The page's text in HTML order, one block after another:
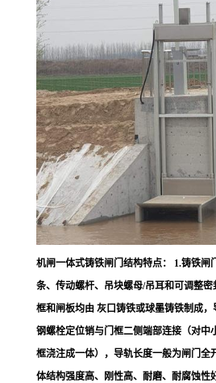
机闸一体式铸铁闸门结构特点： 1.铸铁闸
条、传动螺杆、吊块螺母/吊耳和可调整
框和闸板均由 灰口铸铁或球墨铸铁制成
钢螺栓定位销与门框二侧端部连接（对中
框浇注成一体），导轨长度一般为闸门全
体结构强度高、刚性高、耐磨、耐腐蚀性